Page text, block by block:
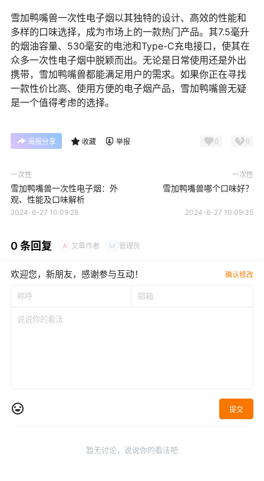
雪加鸭嘴兽一次性电子烟以其独特的设计、高效的性能和
多样的口味选择，成为市场上的一款热门产品。其7.5毫升
的烟油容量、530毫安的电池和Type-C充电接口，使其在
众多一次性电子烟中脱颖而出。无论是日常使用还是外出
携带，雪加鸭嘴兽都能满足用户的需求。如果你正在寻找
一款性价比高、使用方便的电子烟产品，雪加鸭嘴兽无疑
是一个值得考虑的选择。
海报分享 收藏 举报 0 0
一次性
雪加鸭嘴兽一次性电子烟：外
观、性能及口味解析
2024-6-27 10:09:28
一次性
雪加鸭嘴兽哪个口味好？
2024-6-27 10:09:35
0 条回复 A 文章作者 M 管理员
欢迎您，新朋友，感谢参与互动！ 确认修改
提交
暂无讨论，说说你的看法吧